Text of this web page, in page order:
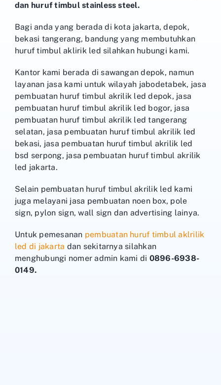
dan huruf timbul stainless steel.
Bagi anda yang berada di kota jakarta, depok,
bekasi tangerang, bandung yang membutuhkan
huruf timbul aklirik led silahkan hubungi kami.
Kantor kami berada di sawangan depok, namun
layanan jasa kami untuk wilayah jabodetabek, jasa
pembuatan huruf timbul akrilik led depok, jasa
pembuatan huruf timbul akrilik led bogor, jasa
pembuatan huruf timbul akrilik led tangerang
selatan, jasa pembuatan huruf timbul akrilik led
bekasi, jasa pembuatan huruf timbul akrilik led
bsd serpong, jasa pembuatan huruf timbul akrilik
led jakarta.
Selain pembuatan huruf timbul akrilik led kami
juga melayani jasa pembuatan noen box, pole
sign, pylon sign, wall sign dan advertising lainya.
Untuk pemesanan pembuatan huruf timbul aklrilik
led di jakarta dan sekitarnya silahkan
menghubungi nomer admin kami di 0896-6938-
0149.